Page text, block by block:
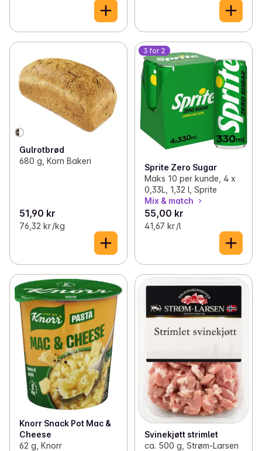
Gulrotbrød
680 g, Korn Bakeri
51,90 kr
76,32 kr /kg
3 for 2
Sprite Zero Sugar
Maks 10 per kunde, 4 x
0,33L, 1,32 l, Sprite
Mix & match
55,00 kr
41,67 kr /l
Knorr Snack Pot Mac &
Cheese
62 g, Knorr
Svinekjøtt strimlet
ca. 500 g, Strøm-Larsen